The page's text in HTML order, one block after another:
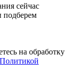
сейчас
подберем
на обработку
Политикой